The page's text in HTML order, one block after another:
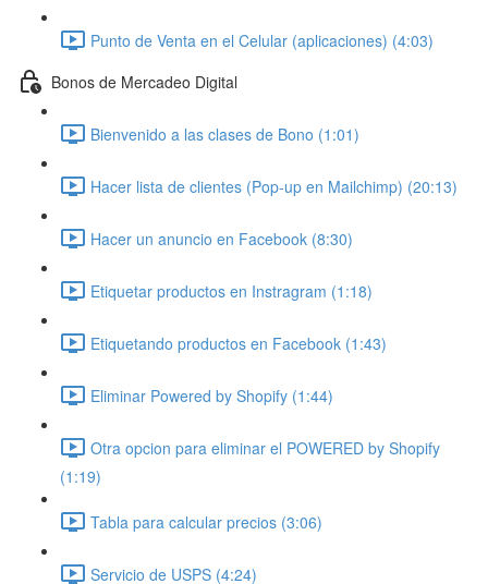
Punto de Venta en el Celular (aplicaciones) (4:03)
Bonos de Mercadeo Digital
Bienvenido a las clases de Bono (1:01)
Hacer lista de clientes (Pop-up en Mailchimp) (20:13)
Hacer un anuncio en Facebook (8:30)
Etiquetar productos en Instragram (1:18)
Etiquetando productos en Facebook (1:43)
Eliminar Powered by Shopify (1:44)
Otra opcion para eliminar el POWERED by Shopify
(1:19)
Tabla para calcular precios (3:06)
Servicio de USPS (4:24)